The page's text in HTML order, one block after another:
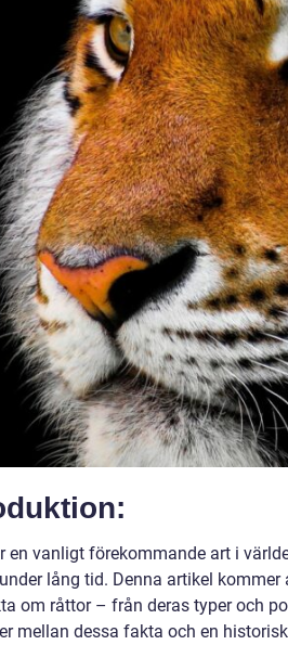
en vanligt förekommande art i
lång tid. Denna artikel
om råttor – från deras typer och
mellan dessa fakta och en